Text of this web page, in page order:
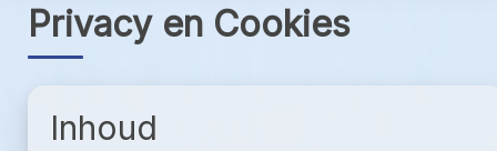
Privacy en Cookies
Inhoud